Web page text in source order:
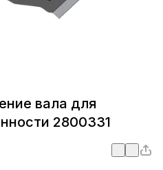
вала для
2800331